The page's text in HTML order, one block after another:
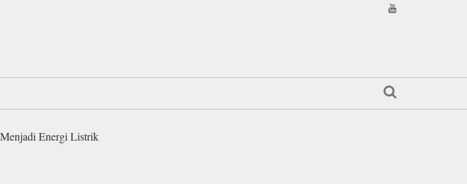
Energi Listrik